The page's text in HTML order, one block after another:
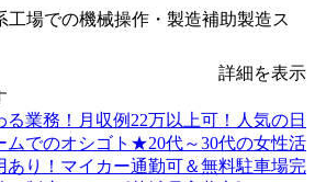
工場での機械操作・製造補助製造ス
詳細を表示